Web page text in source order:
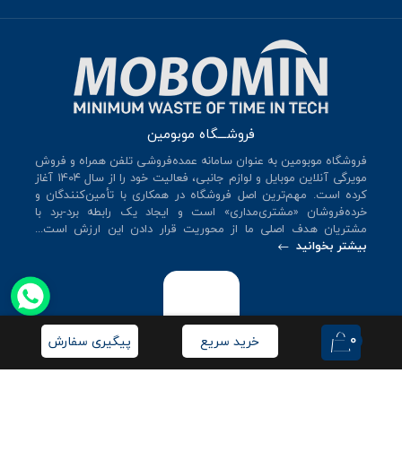
فروشـــگاه موبومین
فروشگاه موبومین به عنوان سامانه عمده‌فروشی تلفن همراه و فروش
مویرگی آنلاین موبایل و لوازم جانبی، فعالیت خود را از سال 140۴ آغاز
کرده است. مهم‌ترین اصل فروشگاه در همکاری با تأمین‌کنندگان و
خرده‌فروشان «مشتری‌مداری» است و ایجاد یک رابطه برد-برد با
مشتریان هدف اصلی ما از محوریت قرار دادن این ارزش است...
بیشتر بخوانید
0 خرید سریع پیگیری سفارش